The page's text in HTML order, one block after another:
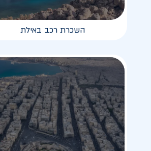
השכרת רכב באילת